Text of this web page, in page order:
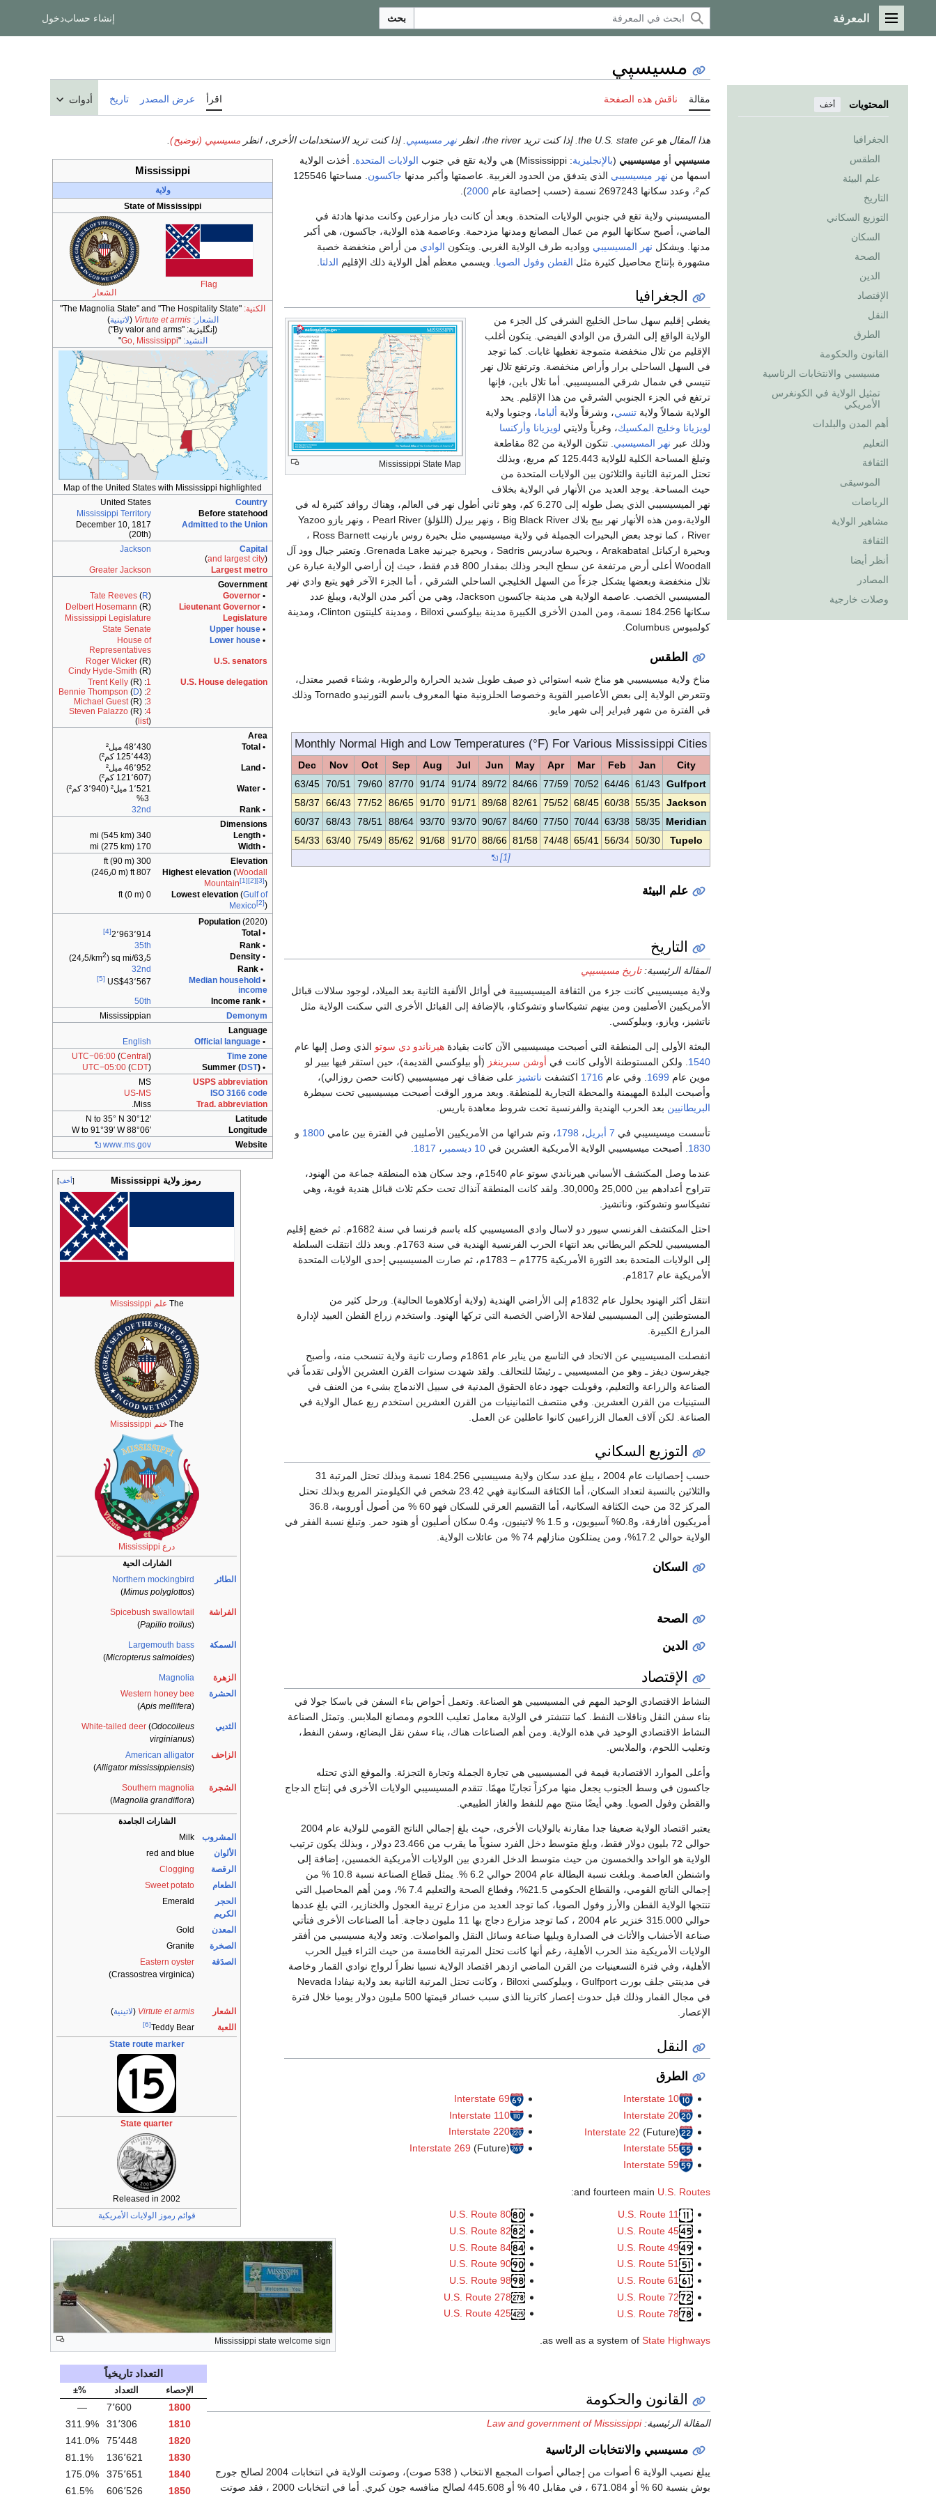
القائمة الرئيسية
المعرفة بحث إنشاء حسابدخول
المحتويات أخف
الجغرافيا
الطقس
علم البيئة
التاريخ
التوزيع السكاني
السكان
الصحة
الدين
الإقتصاد
النقل
الطرق
القانون والحكومة
مسيسبي والانتخابات الرئاسية
تمثيل الولاية في الكونغرس
الأمريكي
أهم المدن والبلدات
التعليم
الثقافة
الموسيقى
الرياضات
مشاهير الولاية
الثقافة
أنظر أيضا
المصادر
وصلات خارجية
مسيسپي
مقالة ناقش هذه الصفحة اقرأ عرض المصدر تاريخ أدوات
هذا المقال هو عن the U.S. state. إذا كنت تريد the river، انظر نهر مسيسپي . إذا كنت تريد الاستخدامات الأخرى، انظر مسيسپي (توضيح)
Mississippi
ولاية
State of Mississippi
Flag
الشعار
الكنية: "The Magnolia State" and "The Hospitality State"
الشعار: Virtute et armis
(لاتينية)
(إنگليزية: "By valor and arms"
)
النشيد: "
Go, Mississippi
"
Map of the United States with Mississippi highlighted
Country
United States
Before statehood
Mississippi Territory
Admitted to the Union
December 10, 1817
(20th)
Capital
(
and largest city
)
Jackson
Largest metro
Greater Jackson
Government
•
Governor
Tate Reeves(R)
•
Lieutenant Governor
Delbert Hosemann (R)
Legislature
Mississippi Legislature
•
Upper house
State Senate
•
Lower house
House of
Representatives
U.S. senators
Roger Wicker(R)
Cindy Hyde-Smith (R)
U.S. House delegation
1
:
Trent Kelly(R)
2
:
Bennie Thompson (D)
3
:
Michael Guest(R)
4
:
Steven Palazzo(R)
(list)
Area
• Total
48٬430 ميل²
(125٬443 كم²)
• Land
46٬952 ميل²
(121٬607 كم²)
• Water
1٬521 ميل² (3٬940 كم²)
3%
• Rank
32nd
Dimensions
• Length
340 mi (545 km)
• Width
170 mi (275 km)
Elevation
300 ft (90 m)
Highest elevation(Woodall
Mountain
[1] [2] [3])
807 ft (246٫0 m)
Lowest elevation(Gulf of
Mexico
[2])
0 ft (0 m)
Population (2020)
• Total
2٬963٬914[4]
• Rank
35th
• Density
63٫5/sq mi (24٫5/km 2
)
• Rank
32nd
•
Median household
income
US$43٬567 [5]
• Income rank
50th
Demonym
Mississippian
Language
•
Official language
English
Time zone
UTC−06:00(Central )
• Summer (
DST)
UTC−05:00(CDT)
USPS abbreviation
MS
ISO 3166 code
US-MS
Trad. abbreviation
Miss.
Latitude
30°12′ N to 35° N
Longitude
88°06′ W to 91°39′ W
Website
www.ms.gov
أخف رموز ولاية Mississippi
The علم Mississippi
The ختم Mississippi
درع Mississippi
الشارات الحية
الطائر
Northern mockingbird
(
Mimus polyglottos
)
الفراشة
Spicebush swallowtail
(
Papilio troilus
)
السمكة
Largemouth bass
(
Micropterus salmoides
)
الزهرة
Magnolia
الحشرة
Western honey bee
(
Apis mellifera
)
الثديي White-tailed deer (Odocoileus
virginianus)
الزاحف
American alligator
(
Alligator mississippiensis
)
الشجرة
Southern magnolia
(
Magnolia grandiflora
)
الشارات الجامدة
المشروب
Milk
الألوان
red and blue
الرقصة
Clogging
الطعام
Sweet potato
الحجر
الكريم
Emerald
المعدن
Gold
الصخرة
Granite
الصدَفة
Eastern oyster
(Crassostrea virginica)
الشعار Virtute et armis
(لاتينية)
اللعبة
Teddy Bear
[6]
State route marker
State quarter
Released in 2002
قوائم رموز الولايات الأمريكية
مسيسپي أو ميسيسيبي (بالإنجليزية: Mississippi) هي ولاية تقع في جنوب الولايات المتحدة . أخذت الولاية
اسمها من نهر ميسيسيبي الذي يتدفق من الحدود الغربية. عاصمتها وأكبر مدنها جاكسون
. مساحتها 125546
كم²، وعدد سكانها 2697243 نسمة (حسب إحصائية عام
2000
).
المسيسبني ولاية تقع في جنوبي الولايات المتحدة. وبعد أن كانت ديار مزارعين وكانت مدنها هادئة في
الماضي، أصبح سكانها اليوم من عمال المصانع ومدنها مزدحمة. وعاصمة هذه الولاية، جاكسون، هي أكبر
مدنها. ويشكل نهر المسيسيبي وواديه طرف الولاية الغربي. ويتكون الوادي من أراض منخفضة خصبة
مشهورة بإنتاج محاصيل كثيرة مثل القطن وفول الصويا . ويسمي معظم أهل الولاية ذلك الإقليم الدلتا
الجغرافيا
Mississippi State Map
يغطي إقليم سهل ساحل الخليج الشرقي كل الجزء من
الولاية الواقع إلى الشرق من الوادي الفيضي. يتكون أغلب
الإقليم من تلال منخفضة متموجة تغطيها غابات. كما توجد
في السهل الساحلي برار وأراض منخفضة. وترتفع تلال نهر
تنيسي في شمال شرقي المسيسيبي. أما تلال باين، فإنها
ترتفع في الجزء الجنوبي الشرقي من هذا الإقليم. يحد
الولاية شمالاً ولاية تنسي، وشرقاً ولاية ألباما، وجنوبا ولاية
لويزيانا وخليج المكسيك، وغرباً ولايتي لويزيانا وأركنسا
وذلك عبر نهر المسيسبي
. تتكون الولاية من 82 مقاطعة
وتبلغ المساحة الكلية للولاية 125.443 كم مربع، وبذلك
تحتل المرتبة الثانية والثلاثون بين الولايات المتحدة من
حيث المساحة. يوجد العديد من الأنهار في الولاية بخلاف
نهر الميسيسيبي الذي يصل طوله إلى 6.270 كم، وهو ثاني أطول نهر في العالم، وهناك روافد كثيرة له في
الولاية،ومن هذه الأنهار نهر بيج بلاك Big Black River ، ونهر بيرل (اللؤلؤ) Pearl River ، ونهر يازو Yazoo
River ، كما توجد بعض البحيرات الجميلة في ولاية ميسيسيبي مثل بحيرة روس بارنيت Ross Barnett ،
وبحيرة اركباتل Arakabatal ، وبحيرة سادريس Sadris ، وبحيرة جيرنيد Grenada Lake. وتعتبر جبال وود آل
Woodall أعلى أرض مرتفعة عن سطح البحر وذلك بمقدار 800 قدم فقط، حيث إن أراضي الولاية عبارة عن
تلال منخفضة وبعضها يشكل جزءاً من السهل الخليجي الساحلي الشرقي ، أما الجزء الآخر فهو يتبع وادي نهر
المسيسبي الخصب. عاصمة الولاية هي مدينة جاكسون Jackson، وهي من أكبر مدن الولاية، ويبلغ عدد
سكانها 184.256 نسمة، ومن المدن الأخرى الكبيرة مدينة بيلوكسي Biloxi ، ومدينة كلينتون Clinton، ومدينة
كولمبوس Columbus.
الطقس
مناخ ولاية ميسيسيبي هو مناخ شبه استوائي ذو صيف طويل شديد الحرارة والرطوبة، وشتاء قصير معتدل،
وتتعرض الولاية إلى بعض الأعاصير القوية وخصوصا الحلزونية منها المعروف باسم التورنيدو Tornado وذلك
في الفترة من شهر فبراير إلى شهر مايو.
Monthly Normal High and Low Temperatures (°F) For Various Mississippi Cities
City
Jan
Feb
Mar
Apr
May
Jun
Jul
Aug
Sep
Oct
Nov
Dec
Gulfport
61/43
64/46
70/52
77/59
84/66
89/72
91/74
91/74
87/70
79/60
70/51
63/45
Jackson
55/35
60/38
68/45
75/52
82/61
89/68
91/71
91/70
86/65
77/52
66/43
58/37
Meridian
58/35
63/38
70/44
77/50
84/60
90/67
93/70
93/70
88/64
78/51
68/43
60/37
Tupelo
50/30
56/34
65/41
74/48
81/58
88/66
91/70
91/68
85/62
75/49
63/40
54/33
[1]
علم البيئة
Mississippi state welcome sign
التاريخ
المقالة الرئيسية:تاريخ مسيسيپي
ولاية ميسيسيبي كانت جزء من الثقافة الميسيسيبية في أوائل الألفية الثانية بعد الميلاد، لوجود سلالات قبائل
الأمريكيين الأصليين ومن بينهم تشيكاساو وتشوكتاو، بالإضافة إلى القبائل الأخرى التي سكنت الولاية مثل
ناتشيز، ويازو، وبيلوكسي.
البعثة الأولى إلى المنطقة التي أصبحت ميسيسيبي الآن كانت بقيادة هيرناندو دي سوتو الذي وصل إليها عام
1540 . ولكن المستوطنة الأولى كانت في أوشن سبرينغز (أو بيلوكسي القديمة)، حين استقر فيها بيير لو
موين عام 1699 . وفي عام 1716 اكتشفت ناتشيز على ضفاف نهر ميسيسيبي (كانت حصن روزالي)،
وأصبحت البلدة المهيمنة والمحطة التجارية للمنطقة. وبعد مرور الوقت أصبحت ميسيسيبي تحت سيطرة
البريطانيين بعد الحرب الهندية والفرنسية تحت شروط معاهدة باريس.
تأسست ميسيسيبي في 7 أبريل ، 1798، وتم شرائها من الأمريكيين الأصليين في الفترة بين عامي 1800 و
1830 . أصبحت ميسيسيبي الولاية الأمريكية العشرين في 10 ديسمبر ، 1817
عندما وصل المكتشف الأسباني هيرناندي سوتو عام 1540م، وجد سكان هذه المنطقة جماعة من الهنود،
تتراوح أعدادهم بين 25,000 و30,000. ولقد كانت المنطقة آنذاك تحت حكم ثلاث قبائل هندية قوية، وهي
تشيكاسو وتشوكتو، وناتشيز.
احتل المكتشف الفرنسي سيور دو لاسال وادي المسيسيبي كله باسم فرنسا في سنة 1682م. ثم خضع إقليم
المسيسيبي للحكم البريطاني بعد انتهاء الحرب الفرنسية الهندية في سنة 1763م. وبعد ذلك انتقلت السلطة
إلى الولايات المتحدة بعد الثورة الأمريكية 1775م – 1783م، ثم صارت المسيسيبي إحدى الولايات المتحدة
الأمريكية عام 1817م.
انتقل أكثر الهنود بحلول عام 1832م إلى الأراضي الهندية (ولاية أوكلاهوما الحالية). ورحل كثير من
المستوطنين إلى المسيسيبي لفلاحة الأراضي الخصبة التي تركها الهنود. واستخدم زراع القطن العبيد لإدارة
المزارع الكبيرة.
انفصلت المسيسيبي عن الاتحاد في التاسع من يناير عام 1861م وصارت ثانية ولاية تنسحب منه، وأصبح
جيفرسون ديفز ـ وهو من المسيسيبي ـ رئيسًا للتحالف. ولقد شهدت سنوات القرن العشرين الأولى تقدماً في
الصناعة والزراعة والتعليم، وقوبلت جهود دعاة الحقوق المدنية في سبيل الاندماج بشيء من العنف في
الستينيات من القرن العشرين. وفي منتصف الثمانينيات من القرن العشرين استخدم ربع عمال الولاية في
الصناعة. لكن آلاف العمال الزراعيين كانوا عاطلين عن العمل.
التوزيع السكاني
حسب إحصائيات عام 2004 ، يبلغ عدد سكان ولاية مسيبسيي 184.256 نسمة وبذلك تحتل المرتبة 31
والثلاثين بالنسبة لتعداد السكان، أما الكثافة السكانية فهي 23.42 شخص في الكيلومتر المربع وبذلك تحتل
المركز 32 من حيث الكثافة السكانية، أما التقسيم العرقي للسكان فهو 60 % من أصول أوروبية، 36.8
أمريكيون أفارقة، و0.8% آسيويون، و 1.5 % لاتينيون، و0.4 سكان أصليون أو هنود حمر. وتبلغ نسبة الفقر في
الولاية حوالي 17.2%، ومن يمتلكون منازلهم 74 % من عائلات الولاية.
السكان
التعداد تاريخياً
الإحصاء التعداد %±
1800 7٬600
—
1810
31٬306
311.9%
1820
75٬448
141.0%
1830
136٬621
81.1%
1840
375٬651
175.0%
1850
606٬526 61.5%
الصحة
الدين
الإقتصاد
النشاط الاقتصادي الوحيد المهم في المسيسيبي هو الصناعة. وتعمل أحواض بناء السفن في باسكا جولا في
بناء سفن النقل وناقلات النفط. كما تنتشتر في الولاية معامل تعليب اللحوم ومصانع الملابس. وتمثل الصناعة
النشاط الاقتصادي الوحيد في هذه الولاية. ومن أهم الصناعات هناك، بناء سفن نقل البضائع، وسفن النفط،
وتعليب اللحوم، والملابس.
وأعلى الموارد الاقتصادية قيمة في المسيسيبي هي تجارة الجملة وتجارة التجزئة. والموقع الذي تحتله
جاكسون في وسط الجنوب يجعل منها مركزاً تجاريًا مهمًا. تتقدم المسيسيبي الولايات الأخرى في إنتاج الدجاج
والقطن وفول الصويا. وهي أيضًا منتج مهم للنفط والغاز الطبيعي.
يعتبر اقتصاد الولاية ضعيفا جدا مقارنة بالولايات الأخرى، حيث بلغ إجمالي الناتج القومي للولاية عام 2004
حوالي 72 بليون دولار فقط، وبلغ متوسط دخل الفرد سنوياً ما يقرب من 23.466 دولار ، وبذلك يكون ترتيب
الولاية هو الواحد والخمسون من حيث متوسط الدخل الفردي بين الولايات الأمريكية الخمسين، إضافة إلى
واشنطن العاصمة. وبلغت نسبة البطالة عام 2004 حوالي 6.2 %. يمثل قطاع الصناعة نسبة 10.8 % من
إجمالي الناتج القومي، والقطاع الحكومي 21.5%، وقطاع الصحة والتعليم 7.4 %، ومن أهم المحاصيل التي
تنتجها الولاية القطن والأرز وفول الصويا، كما توجد العديد من مزارع تربية العجول والخنازير، التي بلغ عددها
حوالي 315.000 خنزير عام 2004 ، كما توجد مزارع دجاج بها 11 مليون دجاجة. أما الصناعات الأخرى فتأتي
صناعة الأخشاب والأثاث في الصدارة ويليها صناعة وسائل النقل والمواصلات. وتعد ولاية مسيسبي من أفقر
الولايات الأمريكية منذ الحرب الأهلية، رغم أنها كانت تحتل المرتبة الخامسة من حيث الثراء قبيل الحرب
الأهلية، وفي فترة التسعينيات من القرن الماضي ازدهر اقتصاد الولاية نسبيا نظراً لرواج نوادي القمار وخاصة
في مدينتي جلف بورت Gulfport ، وبيلوكسي Biloxi ، وكانت تحتل المرتبة الثانية بعد ولاية نيفادا Nevada
في مجال القمار وذلك قبل حدوث إعصار كاترينا الذي سبب خسائر قيمتها 500 مليون دولار يوميا خلال فترة
الإعصار.
النقل
الطرق
Interstate 10
Interstate 20
Interstate 22 (Future)
Interstate 55
Interstate 59
Interstate 69
Interstate 110
Interstate 220
Interstate 269 (Future)
and fourteen main U.S. Routes
:
U.S. Route 11
U.S. Route 45
U.S. Route 49
U.S. Route 51
U.S. Route 61
U.S. Route 72
U.S. Route 78
U.S. Route 80
U.S. Route 82
U.S. Route 84
U.S. Route 90
U.S. Route 98
U.S. Route 278
U.S. Route 425
as well as a system of State Highways
.
القانون والحكومة
المقالة الرئيسية:Law and government of Mississippi
مسيسبي والانتخابات الرئاسية
يبلغ نصيب الولاية 6 أصوات من إجمالي أصوات المجمع الانتخاب ( 538 صوت)، وصوتت الولاية في انتخابات 2004 لصالح جورج
بوش بنسبة 60 % أو 671.084 ، في مقابل 40 % أو 445.608 لصالح منافسه جون كيري. أما في انتخابات 2000 ، فقد صوتت